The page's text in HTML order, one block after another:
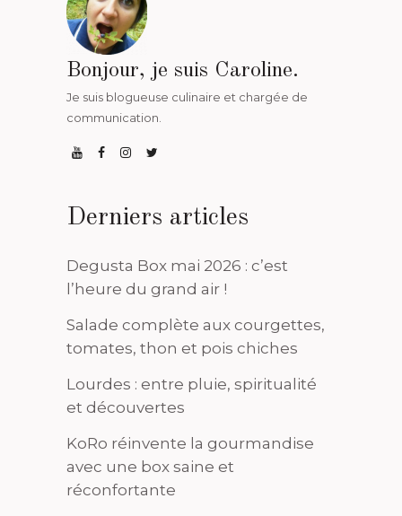
Bonjour, je suis Caroline.
Je suis blogueuse culinaire et chargée de
communication.
Derniers articles
Degusta Box mai 2026 : c’est
l’heure du grand air !
Salade complète aux courgettes,
tomates, thon et pois chiches
Lourdes : entre pluie, spiritualité
et découvertes
KoRo réinvente la gourmandise
avec une box saine et
réconfortante